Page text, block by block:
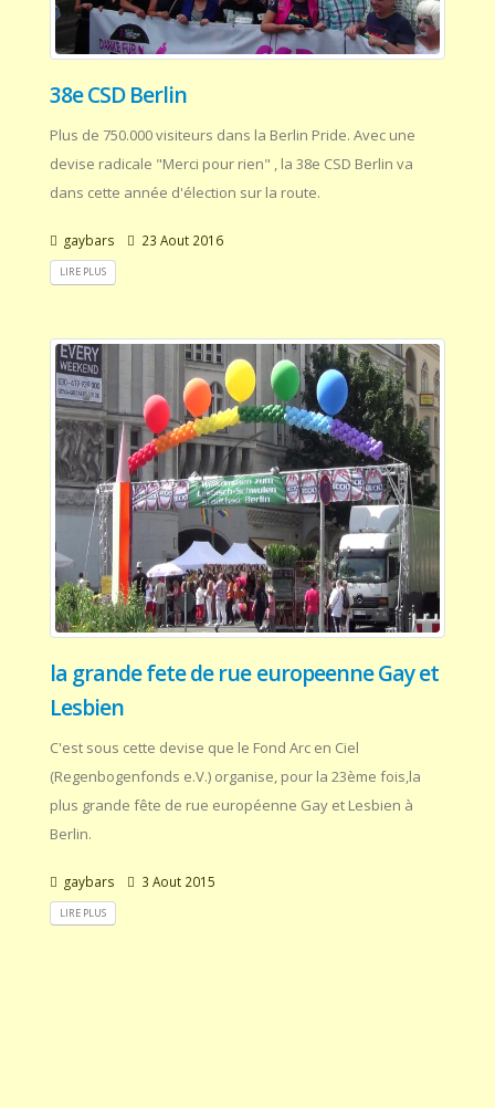
38e CSD Berlin
Plus de 750.000 visiteurs dans la Berlin Pride. Avec une
devise radicale "Merci pour rien" , la 38e CSD Berlin va
dans cette année d'élection sur la route.
gaybars 23 Aout 2016
LIRE PLUS
la grande fete de rue europeenne Gay et
Lesbien
C'est sous cette devise que le Fond Arc en Ciel
(Regenbogenfonds e.V.) organise, pour la 23ème fois,la
plus grande fête de rue européenne Gay et Lesbien à
Berlin.
gaybars 3 Aout 2015
LIRE PLUS